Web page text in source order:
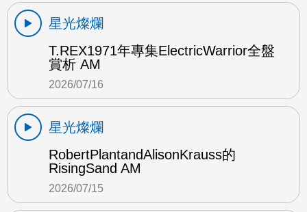
星光燦爛
T.REX1971年專集ElectricWarrior全盤
賞析 AM
2026/07/16
星光燦爛
RobertPlantandAlisonKrauss的
RisingSand AM
2026/07/15